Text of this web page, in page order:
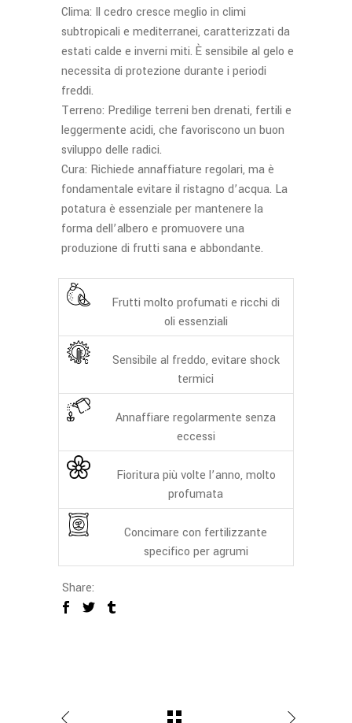
Clima: Il cedro cresce meglio in climi
subtropicali e mediterranei, caratterizzati da
estati calde e inverni miti. È sensibile al gelo e
necessita di protezione durante i periodi
freddi.
Terreno: Predilige terreni ben drenati, fertili e
leggermente acidi, che favoriscono un buon
sviluppo delle radici.
Cura: Richiede annaffiature regolari, ma è
fondamentale evitare il ristagno d’acqua. La
potatura è essenziale per mantenere la
forma dell’albero e promuovere una
produzione di frutti sana e abbondante.
Frutti molto profumati e ricchi di
oli essenziali
Sensibile al freddo, evitare shock
termici
Annaffiare regolarmente senza
eccessi
Fioritura più volte l’anno, molto
profumata
Concimare con fertilizzante
specifico per agrumi
Share: